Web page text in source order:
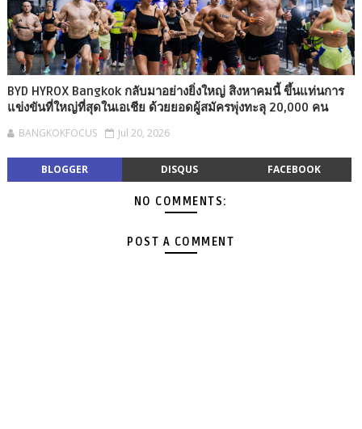
BYD HYROX Bangkok กลับมาอย่างยิ่งใหญ่ สิงหาคมนี้ ขึ้นแท่นการ
แข่งขันที่ใหญ่ที่สุดในเอเชีย ด้วยยอดผู้สมัครพุ่งทะลุ 20,000 คน
BANGKOKFOCUS Jul 20, 2026
BLOGGER DISQUS FACEBOOK
NO COMMENTS:
POST A COMMENT